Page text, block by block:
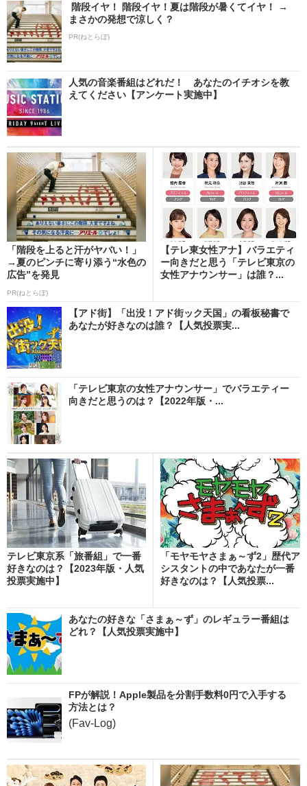
階段イヤ！ 階段イヤ！夏は階段が暑くてイヤ！ →
まさかの発想で涼しく？
PR(ねとらぼ)
人気の音楽番組はどれだ！ あなたのイチオシを教
えてください【アンケート実施中】
「階段を上ると汗がヤバい！」
→夏のピンチに寄り添う“水色の
広告”を発見
PR(ねとらぼ)
【テレ東女性アナ】バラエティ
ー向きだと思う「テレビ東京の
女性アナウンサー」は誰？...
【アド街】「出没！アド街ック天国」の看板秘書で
あなたが好きなのは誰？【人気投票実...
「テレビ東京の女性アナウンサー」でバラエティー
向きだと思うのは？【2022年版・...
テレビ東京系「旅番組」で一番
好きなのは？【2023年版・人気
投票実施中】
「モヤモヤさまぁ～ず2」歴代ア
シスタントの中であなたが一番
好きなのは？【人気投票...
あなたの好きな「さまぁ～ず」のレギュラー番組は
どれ？【人気投票実施中】
FPが解説！Apple製品を分割手数料0円で入手する
方法とは？
(Fav-Log)